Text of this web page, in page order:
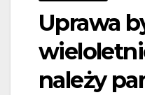
Uprawa
należy